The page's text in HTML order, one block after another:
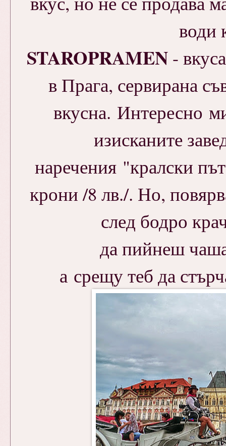
води
STAROPRAMEN -
в Прага, сервирана
вкусна. Интересно
изисканите
наречения "кралски
крони /8 лв./. Но,
след бодро
да пийнеш
а срещу теб да